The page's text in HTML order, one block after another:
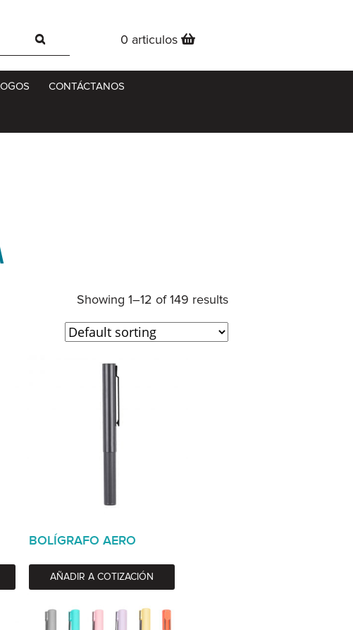
0 articulos
CONTÁCTANOS
Showing 1–12 of 149 results
BOLÍGRAFO AERO
AÑADIR A COTIZACIÓN